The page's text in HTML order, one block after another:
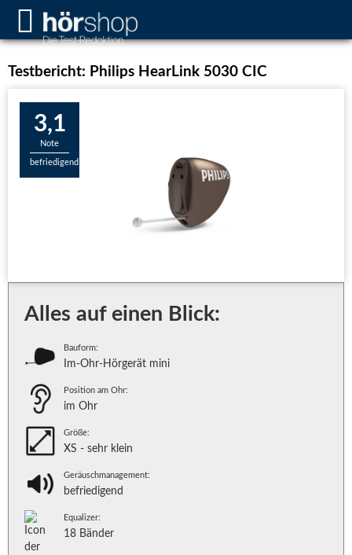
Testbericht: Philips HearLink 5030 CIC
3,1
Note
befriedigend
Alles auf einen Blick:
Bauform:
Im-Ohr-Hörgerät mini
Position am Ohr:
im Ohr
Größe:
XS - sehr klein
Geräuschmanagement:
befriedigend
Equalizer:
18 Bänder